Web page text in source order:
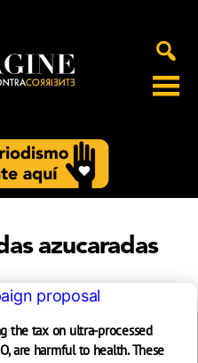
azucaradas
the tax on ultra-processed
are harmful to health. These